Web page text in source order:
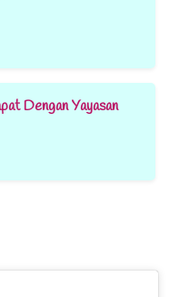
Dengan Yayasan